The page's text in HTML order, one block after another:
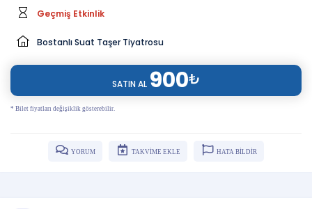
Geçmiş Etkinlik
Bostanlı Suat Taşer Tiyatrosu
SATIN AL 900₺
* Bilet fiyatları değişiklik gösterebilir.
YORUM TAKVİME EKLE HATA BİLDİR